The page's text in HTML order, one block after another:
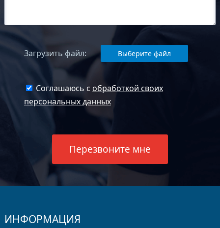
Загрузить файл: Выберите файл
Соглашаюсь с обработкой своих
персональных данных
ИНФОРМАЦИЯ